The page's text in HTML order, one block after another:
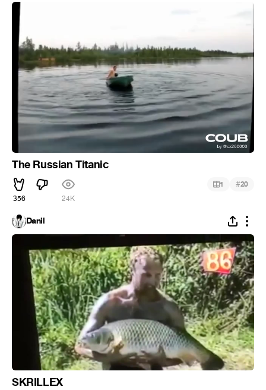
The Russian Titanic
356 24K
1 #20
Danil
SKRILLEX